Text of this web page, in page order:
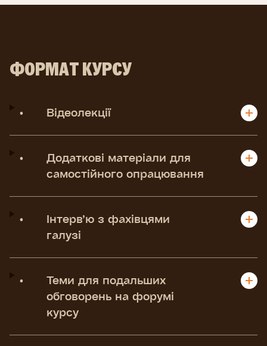
ФОРМАТ КУРСУ
• Відеолекції
•
Додаткові матеріали для
самостійного опрацювання
•
Інтерв’ю з фахівцями
галузі
•
Теми для подальших
обговорень на форумі
курсу